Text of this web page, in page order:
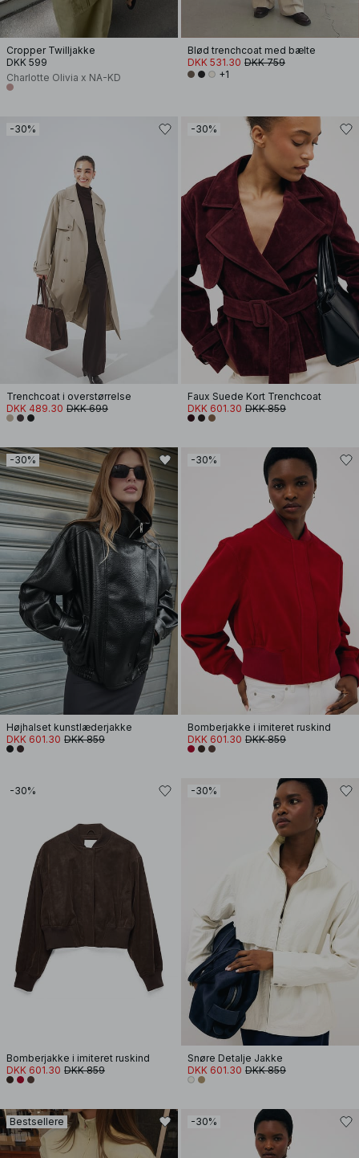
Cropper Twilljakke
DKK 599
Charlotte Olivia x NA-KD
Blød trenchcoat med bælte
DKK 531.30 DKK 759
+1
-30%
Trenchcoat i overstørrelse
DKK 489.30 DKK 699
-30%
Faux Suede Kort Trenchcoat
DKK 601.30 DKK 859
-30%
Højhalset kunstlæderjakke
DKK 601.30 DKK 859
-30%
Bomberjakke i imiteret ruskind
DKK 601.30 DKK 859
-30%
Bomberjakke i imiteret ruskind
DKK 601.30 DKK 859
-30%
Snøre Detalje Jakke
DKK 601.30 DKK 859
Bestsellere -30%